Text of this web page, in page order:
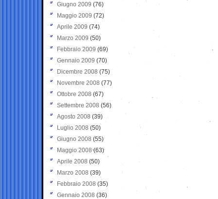
Giugno 2009 (76)
Maggio 2009 (72)
Aprile 2009 (74)
Marzo 2009 (50)
Febbraio 2009 (69)
Gennaio 2009 (70)
Dicembre 2008 (75)
Novembre 2008 (77)
Ottobre 2008 (67)
Settembre 2008 (56)
Agosto 2008 (39)
Luglio 2008 (50)
Giugno 2008 (55)
Maggio 2008(63)
Aprile 2008 (50)
Marzo 2008 (39)
Febbraio 2008 (35)
Gennaio 2008 (36)